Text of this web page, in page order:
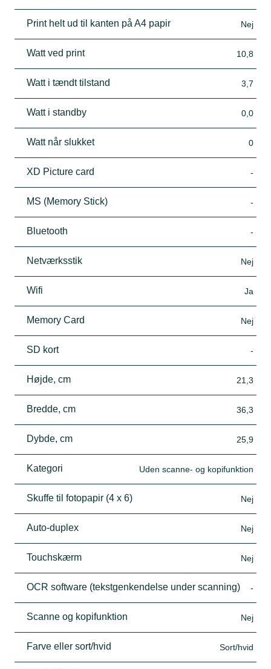
Print helt ud til kanten på A4 papir Nej
Watt ved print 10,8
Watt i tændt tilstand 3,7
Watt i standby 0,0
Watt når slukket 0
XD Picture card -
MS (Memory Stick) -
Bluetooth -
Netværksstik Nej
Wifi Ja
Memory Card Nej
SD kort -
Højde, cm 21,3
Bredde, cm 36,3
Dybde, cm 25,9
Kategori Uden scanne- og kopifunktion
Skuffe til fotopapir (4 x 6) Nej
Auto-duplex Nej
Touchskærm Nej
OCR software (tekstgenkendelse under scanning) -
Scanne og kopifunktion Nej
Farve eller sort/hvid Sort/hvid